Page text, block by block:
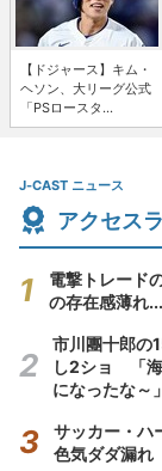
【ドジャース】キム・
ヘソン、大リーグ公式
「PSロースタ...
J-CAST ニュース
アクセス
電撃トレード
の存在感薄れ
市川團十郎の
し2ショ 「海
になったな～」
サッカー・ハ
色気ダダ漏